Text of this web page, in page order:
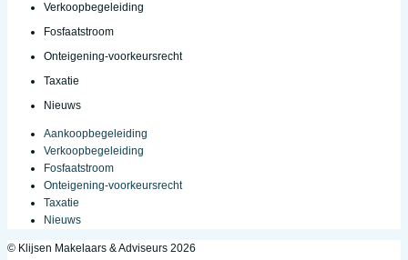
Verkoopbegeleiding
Fosfaatstroom
Onteigening-voorkeursrecht
Taxatie
Nieuws
Aankoopbegeleiding
Verkoopbegeleiding
Fosfaatstroom
Onteigening-voorkeursrecht
Taxatie
Nieuws
© Klijsen Makelaars & Adviseurs 2026